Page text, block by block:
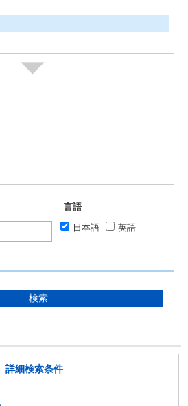
言語
日本語
英語
詳細検索条件